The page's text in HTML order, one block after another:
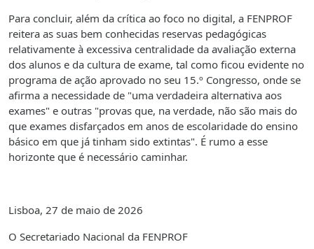
Para concluir, além da crítica ao foco no digital, a FENPROF
reitera as suas bem conhecidas reservas pedagógicas
relativamente à excessiva centralidade da avaliação externa
dos alunos e da cultura de exame, tal como ficou evidente no
programa de ação aprovado no seu 15.º Congresso, onde se
afirma a necessidade de "uma verdadeira alternativa aos
exames" e outras "provas que, na verdade, não são mais do
que exames disfarçados em anos de escolaridade do ensino
básico em que já tinham sido extintas". É rumo a esse
horizonte que é necessário caminhar.
Lisboa, 27 de maio de 2026
O Secretariado Nacional da FENPROF